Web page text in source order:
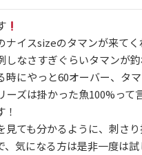
ナイスsizeのタマンが来てく
しなさすぎぐらいタマンが釣
時にやっと60オーバー、タ
ーズは掛かった魚100%っ
見ても分かるように、刺さ
、気になる方は是非一度は試